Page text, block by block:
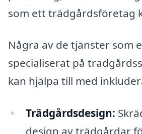
som ett trädgårdsföretag
Några av de tjänster som
specialiserat på
kan hjälpa till med
Trädgårdsdesign:
design av trädgårdar